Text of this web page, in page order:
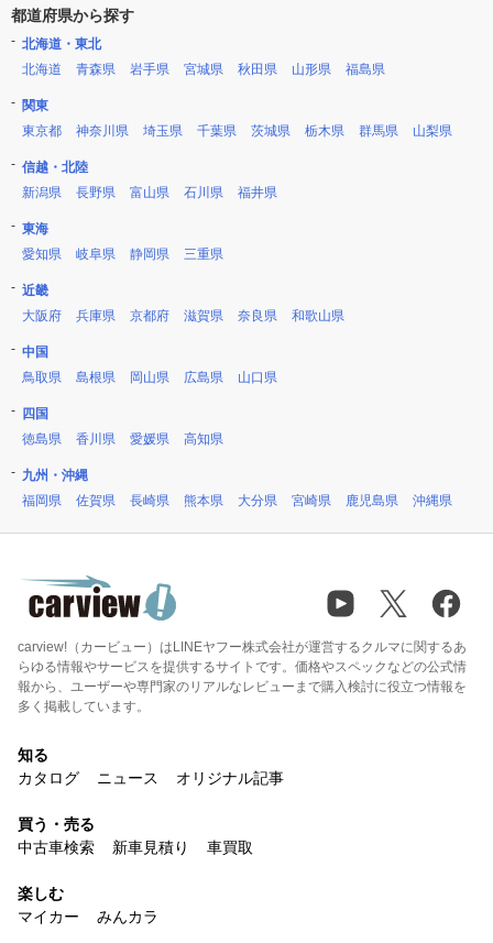
都道府県から探す
北海道・東北
北海道
青森県 岩手県 宮城県 秋田県 山形県 福島県
関東
東京都
神奈川県 埼玉県 千葉県 茨城県 栃木県 群馬県 山梨県
信越・北陸
新潟県
長野県 富山県 石川県 福井県
東海
愛知県
岐阜県 静岡県 三重県
近畿
大阪府
兵庫県 京都府 滋賀県 奈良県 和歌山県
中国
鳥取県
島根県 岡山県 広島県 山口県
四国
徳島県
香川県 愛媛県 高知県
九州・沖縄
福岡県
佐賀県 長崎県 熊本県 大分県 宮崎県 鹿児島県 沖縄県
carview!（カービュー）はLINEヤフー株式会社が運営するクルマに関するあ
らゆる情報やサービスを提供するサイトです。価格やスペックなどの公式情
報から、ユーザーや専門家のリアルなレビューまで購入検討に役立つ情報を
多く掲載しています。
知る
カタログ
ニュース オリジナル記事
買う・売る
中古車検索
新車見積り 車買取
楽しむ
マイカー
みんカラ